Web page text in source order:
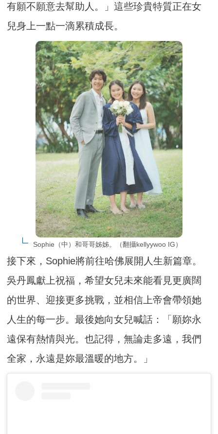
有願不願意去幫助人。」這些珍貴特質正在女
兒身上一點一滴累積成長。
Sophie（中）和哥哥姊姊。（翻攝kellyywoo IG）
接下來，Sophie將前往哈佛展開人生新篇章。
吳丹鳳獻上祝福，希望女兒未來能看見更廣闊
的世界、迎接更多挑戰，並相信上帝會帶領她
人生的每一步。最後她向女兒喊話：「願妳永
遠保有熱情與光。也記得，無論走多遠，我們
全家，永遠是妳最溫暖的地方。」